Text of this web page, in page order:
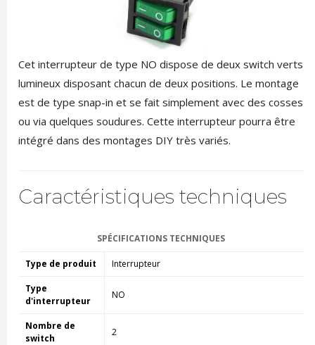
Cet interrupteur de type NO dispose de deux switch verts
lumineux disposant chacun de deux positions. Le montage
est de type snap-in et se fait simplement avec des cosses
ou via quelques soudures. Cette interrupteur pourra être
intégré dans des montages DIY très variés.
Caractéristiques techniques
SPÉCIFICATIONS TECHNIQUES
Type de produit Interrupteur
Type
d'interrupteur
NO
Nombre de
switch
2